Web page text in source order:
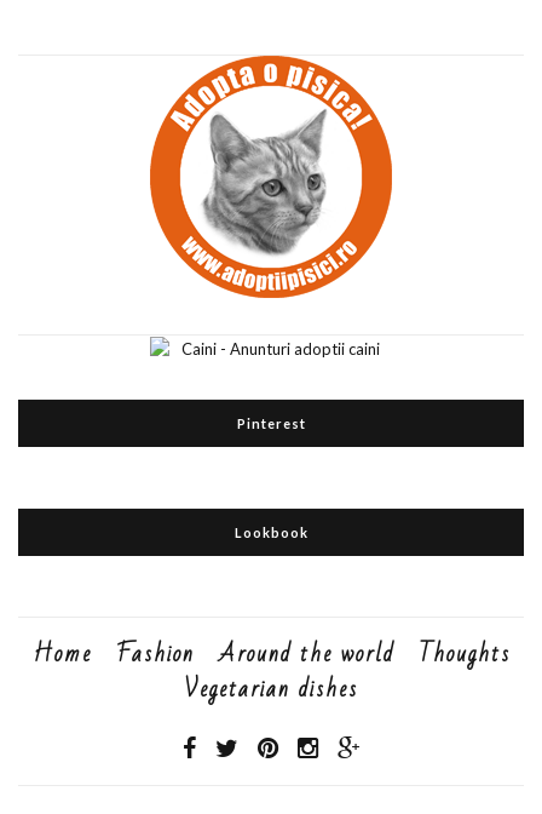
Pinterest
Lookbook
Home Fashion Around the world Thoughts
Vegetarian dishes